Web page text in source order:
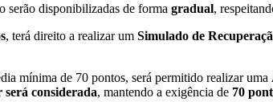
serão disponibilizadas de forma gradual,
, terá direito a realizar um Simulado de
mínima de 70 pontos, será permitido realizar uma
será considerada, mantendo a exigência de 70